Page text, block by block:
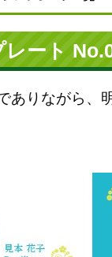
ート
ありながら、